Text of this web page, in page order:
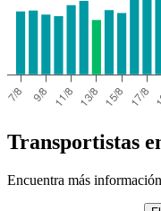
Transportistas
Encuentra más